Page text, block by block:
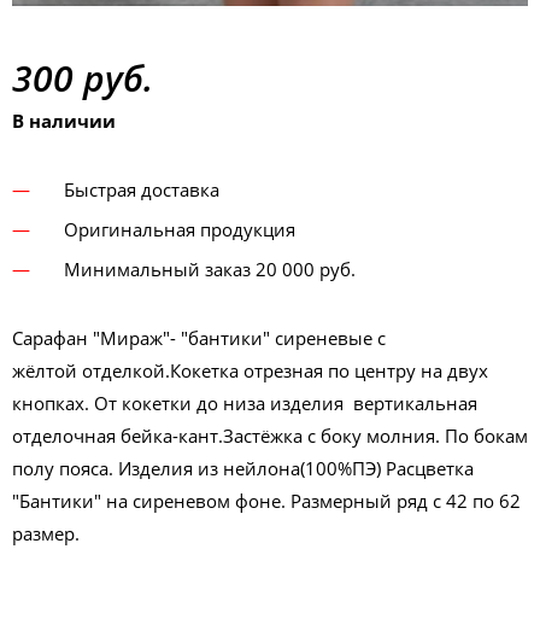
300 руб.
В наличии
Быстрая доставка
Оригинальная продукция
Минимальный заказ 20 000 руб.
Сарафан "Мираж"- "бантики" сиреневые с
жёлтой отделкой.Кокетка отрезная по центру на двух
кнопках. От кокетки до низа изделия вертикальная
отделочная бейка-кант.Застёжка с боку молния. По бокам
полу пояса. Изделия из нейлона(100%ПЭ) Расцветка
"Бантики" на сиреневом фоне. Размерный ряд с 42 по 62
размер.